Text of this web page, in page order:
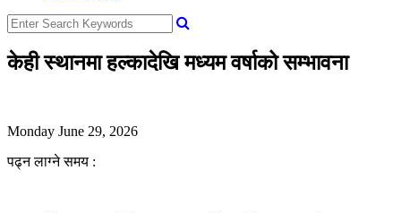
केही स्थानमा हल्कादेखि मध्यम वर्षाको सम्भावना
Monday June 29, 2026
पढ्न लाग्ने समय :